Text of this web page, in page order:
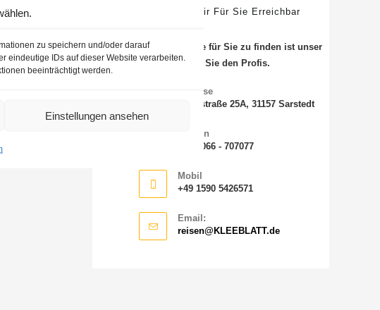
zu speichern und/oder darauf
eindeutige IDs auf dieser Website verarbeiten.
beeinträchtigt werden.
Einstellungen ansehen
SO Sind Wir Für Sie Erreichbar
Die beste Reise für Sie zu finden ist unser
Job. Vertrauen Sie den Profis.
Adresse
Steinstraße 25A, 31157 Sarstedt
Telefon
+49 5066 - 707077
Mobil
+49 1590 5426571
Email:
reisen@KLEEBLATT.de